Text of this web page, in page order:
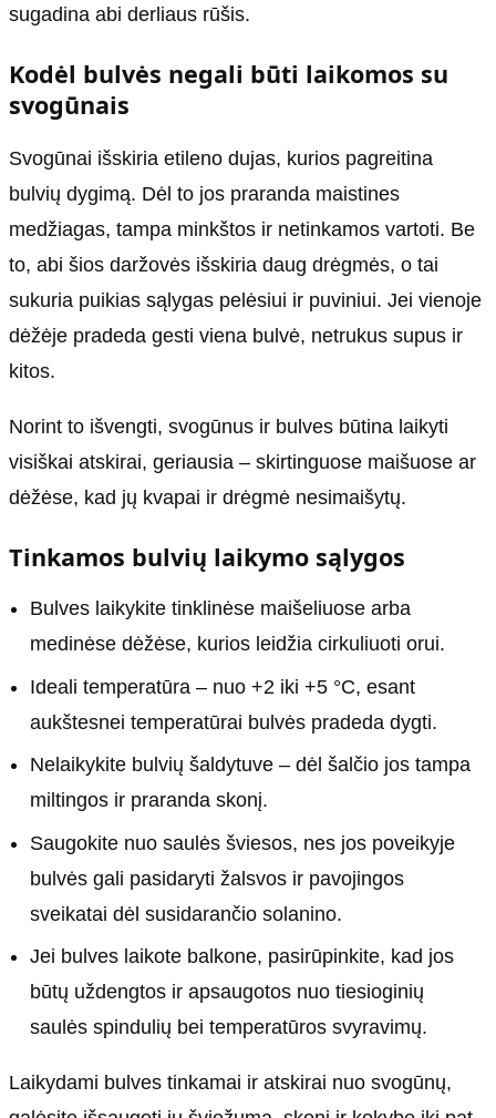
sugadina abi derliaus rūšis.
Kodėl bulvės negali būti laikomos su
svogūnais
Svogūnai išskiria etileno dujas, kurios pagreitina
bulvių dygimą. Dėl to jos praranda maistines
medžiagas, tampa minkštos ir netinkamos vartoti. Be
to, abi šios daržovės išskiria daug drėgmės, o tai
sukuria puikias sąlygas pelėsiui ir puviniui. Jei vienoje
dėžėje pradeda gesti viena bulvė, netrukus supus ir
kitos.
Norint to išvengti, svogūnus ir bulves būtina laikyti
visiškai atskirai, geriausia – skirtinguose maišuose ar
dėžėse, kad jų kvapai ir drėgmė nesimaišytų.
Tinkamos bulvių laikymo sąlygos
Bulves laikykite tinklinėse maišeliuose arba
medinėse dėžėse, kurios leidžia cirkuliuoti orui.
Ideali temperatūra – nuo +2 iki +5 °C, esant
aukštesnei temperatūrai bulvės pradeda dygti.
Nelaikykite bulvių šaldytuve – dėl šalčio jos tampa
miltingos ir praranda skonį.
Saugokite nuo saulės šviesos, nes jos poveikyje
bulvės gali pasidaryti žalsvos ir pavojingos
sveikatai dėl susidarančio solanino.
Jei bulves laikote balkone, pasirūpinkite, kad jos
būtų uždengtos ir apsaugotos nuo tiesioginių
saulės spindulių bei temperatūros svyravimų.
Laikydami bulves tinkamai ir atskirai nuo svogūnų,